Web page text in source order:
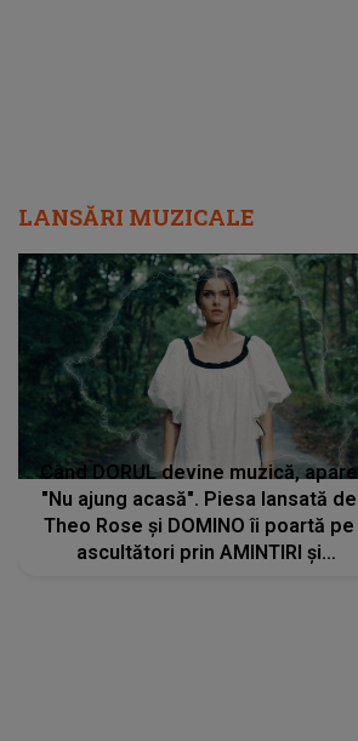
LANSĂRI MUZICALE
Când DORUL devine muzică, apare
"Nu ajung acasă". Piesa lansată de
Theo Rose și DOMINO îi poartă pe
ascultători prin AMINTIRI și